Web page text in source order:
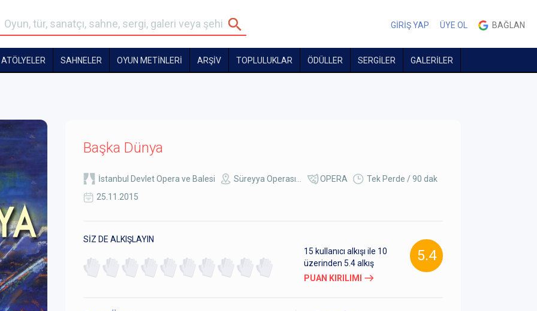
GİRİŞ YAP ÜYE OL BAĞLAN
ATÖLYELER SAHNELER OYUN METİNLERİ ARŞİV TOPLULUKLAR ÖDÜLLER SERGİLER GALERİLER
Başka Dünya
İstanbul Devlet Opera ve Balesi Süreyya Operası... OPERA
Tek Perde / 90 dak
25.11.2015
SİZ DE ALKIŞLAYIN
5.4
15 kullanıcı alkışı ile 10
üzerinden 5.4alkış
PUAN KIRILIMI